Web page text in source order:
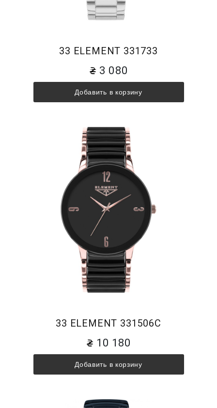
33 ELEMENT 331733
3 080
Добавить в корзину
33 ELEMENT 331506C
10 180
Добавить в корзину